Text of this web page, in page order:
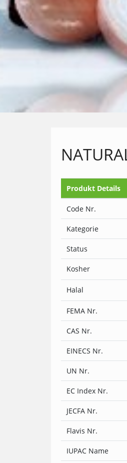
Produkt Details
Code Nr.
Kategorie
Status
Kosher
Halal
FEMA Nr.
CAS Nr.
EINECS Nr.
UN Nr.
EC Index Nr.
JECFA Nr.
Flavis Nr.
IUPAC Name